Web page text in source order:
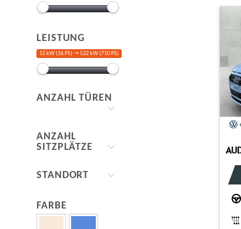
LEISTUNG
12 kW (16 PS) →522 kW (710 PS)
ANZAHL TÜREN
ANZAHL
SITZPLÄTZE
STANDORT
FARBE